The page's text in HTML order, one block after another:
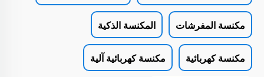
مكنسة المفرشات المكنسة الذكية
مكنسة كهربائية مكنسة كهربائية آلية